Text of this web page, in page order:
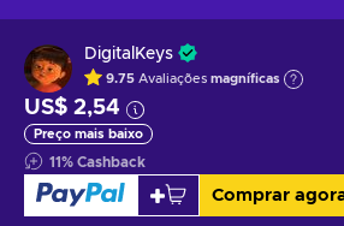
DigitalKeys
9.75 Avaliações magníficas
US$ 2,54
Preço mais baixo
11% Cashback
Comprar